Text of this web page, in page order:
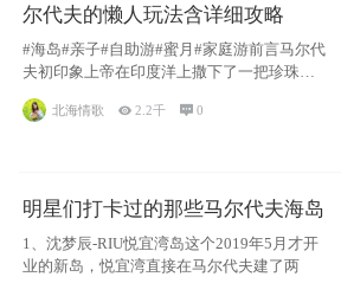
尔代夫的懒人玩法含详细攻略
#海岛#亲子#自助游#蜜月#家庭游前言马尔代
夫初印象上帝在印度洋上撒下了一把珍珠，
北海情歌 2.2千 0
明星们打卡过的那些马尔代夫海岛
1、沈梦辰-RIU悦宜湾岛这个2019年5月才开
业的新岛，悦宜湾直接在马尔代夫建了两